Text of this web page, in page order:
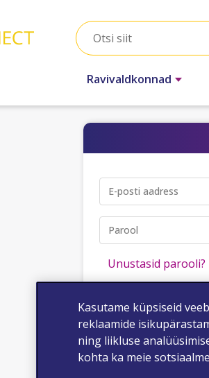
Ravivaldkonnad
E-posti aadress
Parool
Unustasid parooli?
ET-NON-2025-00027 06/
Kasutame küpsiseid
reklaamide
ning liikluse
kohta ka meie